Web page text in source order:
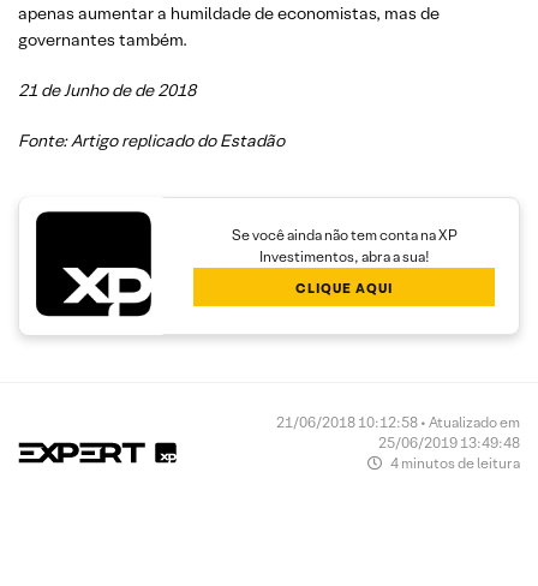
apenas aumentar a humildade de economistas, mas de
governantes também.
21 de Junho de de 2018
Fonte: Artigo replicado do Estadão
Se você ainda não tem conta na XP
Investimentos, abra a sua!
CLIQUE AQUI
21/06/2018 10:12:58 • Atualizado em
25/06/2019 13:49:48
4 minutos de leitura